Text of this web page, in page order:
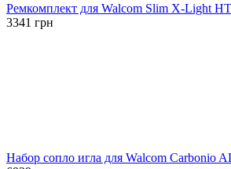
Ремкомплект для Walcom Slim X-Light
3341 грн
Набор сопло игла для Walcom Carbonio